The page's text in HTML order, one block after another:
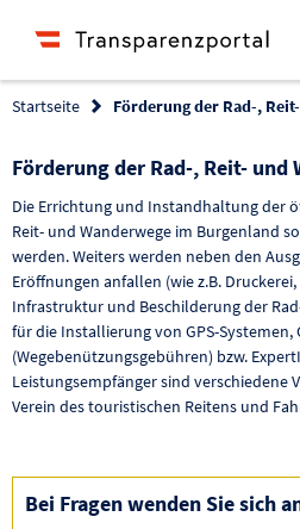
Startseite Förderung der Rad-,
Förderung der Rad-, Reit- und
Die Errichtung und Instandhaltung der
Reit- und Wanderwege im Burgenland
werden. Weiters werden neben den
Eröffnungen anfallen (wie z.B.
Infrastruktur und Beschilderung der
für die Installierung von GPS-
(Wegebenützungsgebühren) bzw.
Leistungsempfänger sind verschiedene
Verein des touristischen Reitens und
Bei Fragen wenden Sie sich